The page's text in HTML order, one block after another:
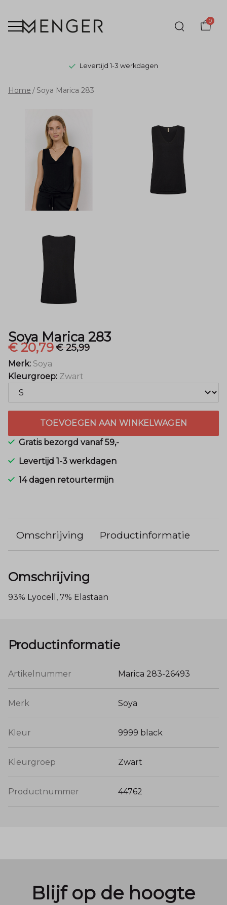
0
Levertijd 1-3 werkdagen
Soya
Marica
Menger
Mode
Home Soya Marica 283
Soya Marica 283
€ 20,79€ 25,99
Merk: Soya
Kleurgroep: Zwart
TOEVOEGEN AAN WINKELWAGEN
Gratis bezorgd vanaf 59,-
Levertijd 1-3 werkdagen
14 dagen retourtermijn
Omschrijving Productinformatie
Omschrijving
93% Lyocell, 7% Elastaan
Productinformatie
Artikelnummer Marica 283-26493
Merk Soya
Kleur 9999 black
Kleurgroep Zwart
Productnummer 44762
Blijf op de hoogte